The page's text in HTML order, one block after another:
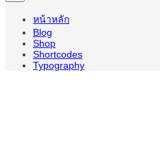
หน้าหลัก
Blog
Shop
Shortcodes
Typography